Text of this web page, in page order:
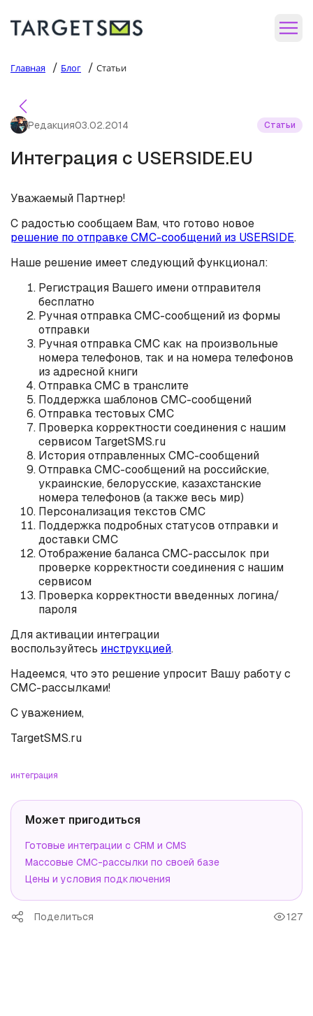
Главная / Блог / Статьи
Редакция03.02.2014 Статьи
Интеграция с USERSIDE.EU
Уважаемый Партнер!
С радостью сообщаем Вам, что готово новое
решение по отправке СМС-сообщений из USERSIDE.
Наше решение имеет следующий функционал:
Регистрация Вашего имени отправителя
бесплатно​
Ручная отправка СМС-сообщений из формы
отправки
Ручная отправка СМС как на произвольные
номера телефонов, так и на номера телефонов
из адресной книги
Отправка СМС в транслите
Поддержка шаблонов СМС-сообщений
Отправка тестовых СМС
Проверка корректности соединения с нашим
сервисом TargetSMS.ru
История отправленных СМС-сообщений
Отправка СМС-сообщений на российские,
украинские, белорусские, казахстанские
номера телефонов (а также весь мир)​
Персонализация текстов СМС
Поддержка подробных статусов отправки и
доставки СМС
Отображение баланса СМС-рассылок при
проверке корректности соединения с нашим
сервисом
Проверка корректности введенных логина/
пароля
Для активации интеграции
воспользуйтесь инструкцией.
Надеемся, что это решение упросит Вашу работу с
СМС-рассылками!
С уважением,
TargetSMS.ru
интеграция
Может пригодиться
Готовые интеграции с CRM и CMS
Массовые СМС-рассылки по своей базе
Цены и условия подключения
Поделиться 127